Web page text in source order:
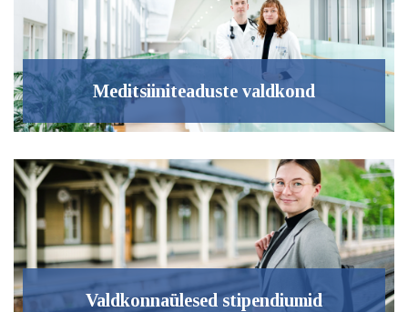
Meditsiiniteaduste valdkond
Valdkonnaülesed stipendiumid